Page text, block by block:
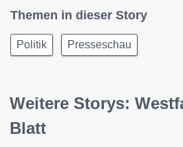
Themen in dieser Story
Politik Presseschau
Weitere Storys:
Blatt